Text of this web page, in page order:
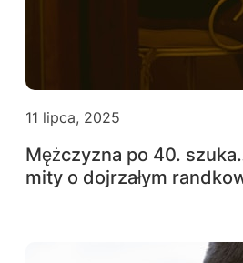
11 lipca, 2025
Mężczyzna po 40.
mity o dojrzałym